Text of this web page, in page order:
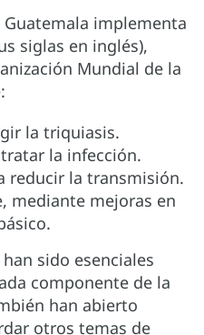
Guatemala implementa
siglas en inglés),
Mundial de la
la triquiasis.
la infección.
reducir la transmisión.
mediante mejoras en
sido esenciales
componente de la
han abierto
otros temas de